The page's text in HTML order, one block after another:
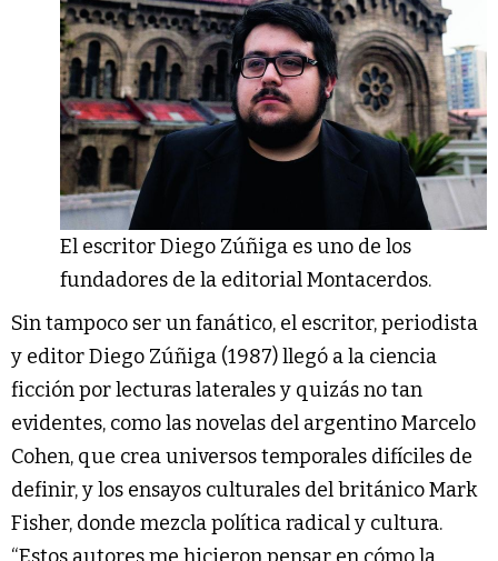
El escritor Diego Zúñiga es uno de los
fundadores de la editorial Montacerdos.
Sin tampoco ser un fanático, el escritor, periodista
y editor Diego Zúñiga (1987) llegó a la ciencia
ficción por lecturas laterales y quizás no tan
evidentes, como las novelas del argentino Marcelo
Cohen, que crea universos temporales difíciles de
definir, y los ensayos culturales del británico Mark
Fisher, donde mezcla política radical y cultura.